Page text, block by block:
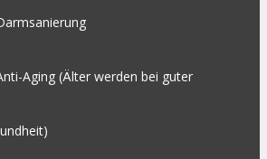
Aging (Älter werden bei guter